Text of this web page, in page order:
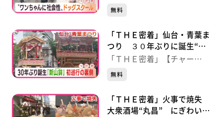
ジ！】
無料
「ＴＨＥ密着」仙台・青葉ま
つり ３０年ぶりに誕生“新
山鉾” 初巡行の裏側
「ＴＨＥ密着」【チャー
ジ！】
無料
「ＴＨＥ密着」火事で焼失
大衆酒場“丸昌” にぎわい再